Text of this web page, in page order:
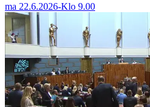
ma 22.6.2026-Klo 9.00